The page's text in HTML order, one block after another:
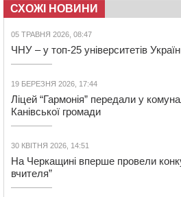
СХОЖІ НОВИНИ
05 ТРАВНЯ 2026, 08:47
ЧНУ – у топ-25 університетів
19 БЕРЕЗНЯ 2026, 17:44
Ліцей “Гармонія” передали у
Канівської громади
30 КВІТНЯ 2026, 14:51
На Черкащині вперше провели
вчителя”